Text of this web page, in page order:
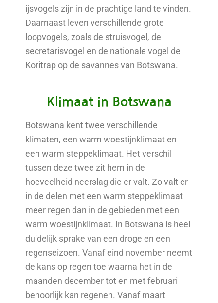
ijsvogels zijn in de prachtige land te vinden.
Daarnaast leven verschillende grote
loopvogels, zoals de struisvogel, de
secretarisvogel en de nationale vogel de
Koritrap op de savannes van Botswana.
Klimaat in Botswana
Botswana kent twee verschillende
klimaten, een warm woestijnklimaat en
een warm steppeklimaat. Het verschil
tussen deze twee zit hem in de
hoeveelheid neerslag die er valt. Zo valt er
in de delen met een warm steppeklimaat
meer regen dan in de gebieden met een
warm woestijnklimaat. In Botswana is heel
duidelijk sprake van een droge en een
regenseizoen. Vanaf eind november neemt
de kans op regen toe waarna het in de
maanden december tot en met februari
behoorlijk kan regenen. Vanaf maart